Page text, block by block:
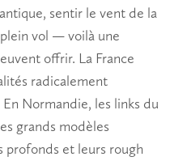
sentir le vent de la
vol — voilà une
offrir. La France
radicalement
Normandie, les links du
grands modèles
profonds et leurs rough